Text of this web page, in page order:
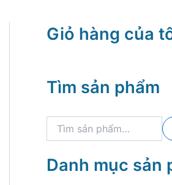
Giỏ hàng của
Tìm sản phẩm
k
Danh mục sản